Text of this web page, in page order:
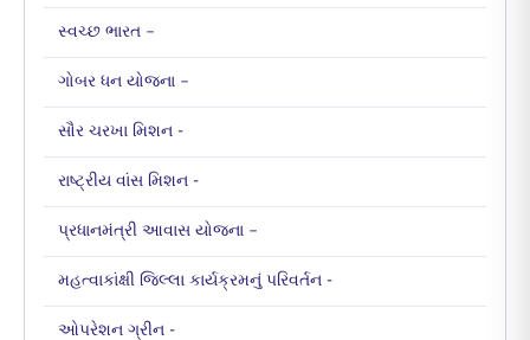
સ્વચ્છ ભારત –
ગોબર ધન યોજના –
સૌર ચરખા મિશન -
રાષ્ટ્રીય વાંસ મિશન -
પ્રધાનમંત્રી આવાસ યોજના –
મહત્વાકાંક્ષી જિલ્લા કાર્યક્રમનું પરિવર્તન -
ઓપરેશન ગ્રીન -